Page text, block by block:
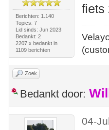
Berichten: 1.140
Topics: 7
Lid sinds: Jun 2023
Bedankt: 2
2207 x bedankt in
1109 berichten
fiets
Zoek
Bedankt door:
04-